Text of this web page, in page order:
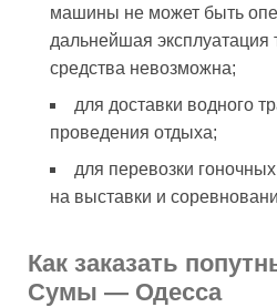
машины не может быть
дальнейшая эксплуатация
средства невозможна;
для доставки водного
проведения отдыха;
для перевозки
на выставки и
Как заказать
Сумы — Одесса